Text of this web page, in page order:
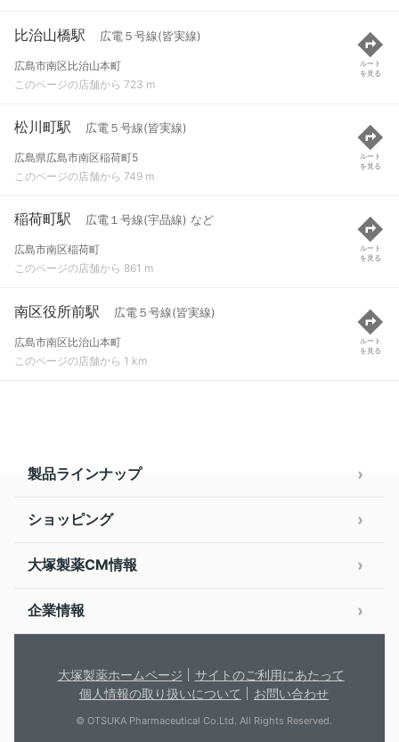
比治山橋駅 広電５号線(皆実線)
広島市南区比治山本町
このページの店舗から 723 m
ルート
を見る
松川町駅 広電５号線(皆実線)
広島県広島市南区稲荷町5
このページの店舗から 749 m
ルート
を見る
稲荷町駅 広電１号線(宇品線) など
広島市南区稲荷町
このページの店舗から 861 m
ルート
を見る
南区役所前駅 広電５号線(皆実線)
広島市南区比治山本町
このページの店舗から 1 km
ルート
を見る
製品ラインナップ
ショッピング
大塚製薬CM情報
企業情報
大塚製薬ホームページ
サイトのご利用にあたって
個人情報の取り扱いについて
お問い合わせ
© OTSUKA Pharmaceutical Co.Ltd. All Rights Reserved.